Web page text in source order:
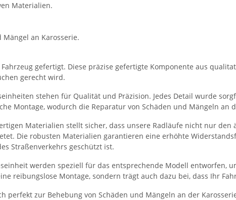
Materialien.
an Karosserie.
gefertigt. Diese präzise gefertigte Komponente aus
gerecht wird.
stehen für Qualität und Präzision. Jedes Detail wurde
Montage, wodurch die Reparatur von Schäden und Mängeln an
Materialien stellt sicher, dass unsere Radläufe nicht nur
Die robusten Materialien garantieren eine erhöhte
Straßenverkehrs geschützt ist.
werden speziell für das entsprechende Modell entworfen,
reibungslose Montage, sondern trägt auch dazu bei, dass Ihr
perfekt zur Behebung von Schäden und Mängeln an der